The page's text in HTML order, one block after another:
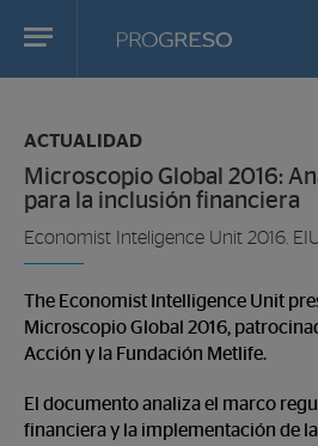
Progreso
Revista
actualidd
en:
ACTUALIDAD
Microscopio Global 2016:
para la inclusión financiera
Economist Inteligence Unit 2016.
The Economist Intelligence Unit
Microscopio Global 2016, p
Acción y la Fundación Metlife.
El documento analiza el marco
financiera y la implementación de